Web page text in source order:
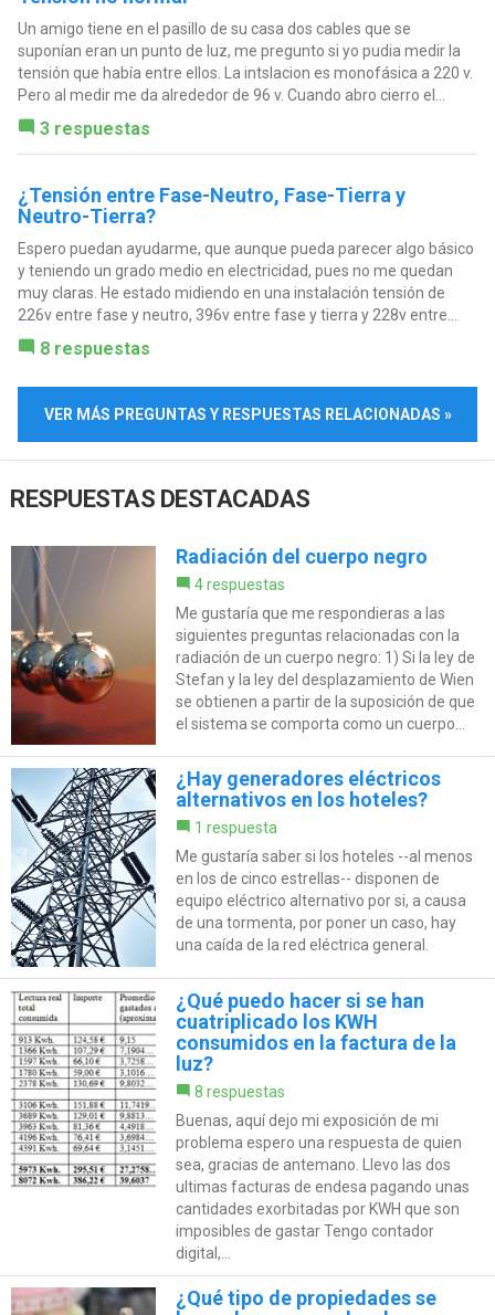
Un amigo tiene en el pasillo de su casa dos cables que se
suponían eran un punto de luz, me pregunto si yo pudia medir la
tensión que había entre ellos. La intslacion es monofásica a 220 v.
Pero al medir me da alrededor de 96 v. Cuando abro cierro el...
3 respuestas
¿Tensión entre Fase-Neutro, Fase-Tierra y
Neutro-Tierra?
Espero puedan ayudarme, que aunque pueda parecer algo básico
y teniendo un grado medio en electricidad, pues no me quedan
muy claras. He estado midiendo en una instalación tensión de
226v entre fase y neutro, 396v entre fase y tierra y 228v entre...
8 respuestas
VER MÁS PREGUNTAS Y RESPUESTAS RELACIONADAS »
RESPUESTAS DESTACADAS
Radiación del cuerpo negro
4 respuestas
Me gustaría que me respondieras a las
siguientes preguntas relacionadas con la
radiación de un cuerpo negro: 1) Si la ley de
Stefan y la ley del desplazamiento de Wien
se obtienen a partir de la suposición de que
el sistema se comporta como un cuerpo...
¿Hay generadores eléctricos
alternativos en los hoteles?
1 respuesta
Me gustaría saber si los hoteles --al menos
en los de cinco estrellas-- disponen de
equipo eléctrico alternativo por si, a causa
de una tormenta, por poner un caso, hay
una caída de la red eléctrica general.
¿Qué puedo hacer si se han
cuatriplicado los KWH
consumidos en la factura de la
luz?
8 respuestas
Buenas, aquí dejo mi exposición de mi
problema espero una respuesta de quien
sea, gracias de antemano. Llevo las dos
ultimas facturas de endesa pagando unas
cantidades exorbitadas por KWH que son
imposibles de gastar Tengo contador
digital,...
¿Qué tipo de propiedades se